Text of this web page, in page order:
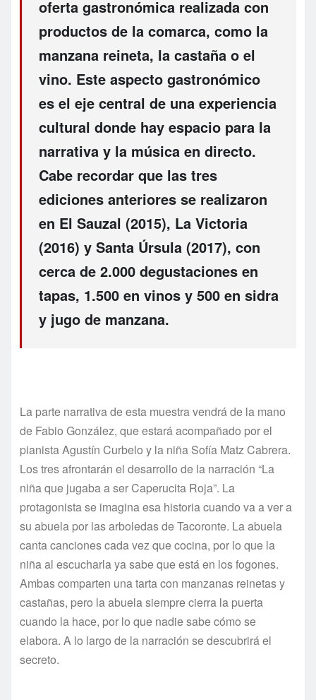
oferta gastronómica realizada con
productos de la comarca, como la
manzana reineta, la castaña o el
vino. Este aspecto gastronómico
es el eje central de una experiencia
cultural donde hay espacio para la
narrativa y la música en directo.
Cabe recordar que las tres
ediciones anteriores se realizaron
en El Sauzal (2015), La Victoria
(2016) y Santa Úrsula (2017), con
cerca de 2.000 degustaciones en
tapas, 1.500 en vinos y 500 en sidra
y jugo de manzana.
La parte narrativa de esta muestra vendrá de la mano
de Fabio González, que estará acompañado por el
pianista Agustín Curbelo y la niña Sofía Matz Cabrera.
Los tres afrontarán el desarrollo de la narración “La
niña que jugaba a ser Caperucita Roja”. La
protagonista se imagina esa historia cuando va a ver a
su abuela por las arboledas de Tacoronte. La abuela
canta canciones cada vez que cocina, por lo que la
niña al escucharla ya sabe que está en los fogones.
Ambas comparten una tarta con manzanas reinetas y
castañas, pero la abuela siempre cierra la puerta
cuando la hace, por lo que nadie sabe cómo se
elabora. A lo largo de la narración se descubrirá el
secreto.